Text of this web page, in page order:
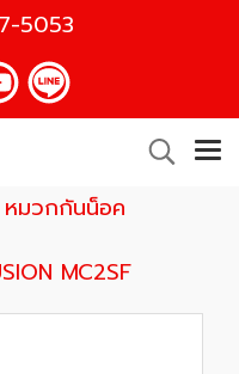
5053
หมวกกันน็อค
MC2SF